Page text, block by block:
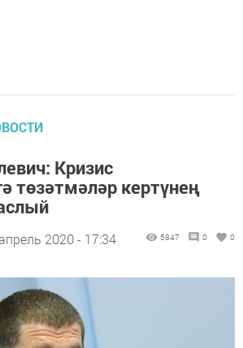
Кризис
төзәтмәләр кертүнең
2020 - 17:34 5847 0 0